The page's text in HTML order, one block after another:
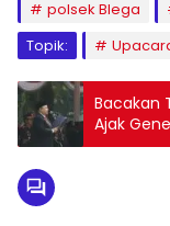
polsek Blega
Topik:
Bacakan
Ajak